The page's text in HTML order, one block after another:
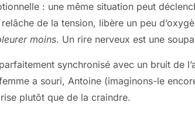
: une même situation peut
de la tension, libère un peu
moins. Un rire nerveux est une
synchronisé avec un bruit de
a souri, Antoine (imaginons-le
plutôt que de la craindre.